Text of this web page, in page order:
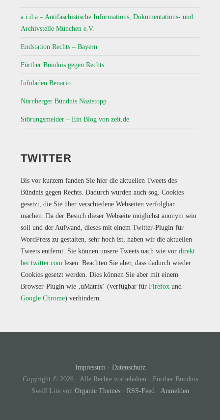
a.i.d.a – Antifaschistische Informations, Dokumentations- und
Archivstelle München e.V.
Endstation Rechts – Bayern
Fürther Bündnis gegen Rechts
Infoladen Benario
Nürnberger Bündnis Nazistopp
Störungsmelder – Ein Blog von zeit.de
TWITTER
Bis vor kurzem fanden Sie hier die aktuellen Tweets des
Bündnis gegen Rechts. Dadurch wurden auch sog. Cookies
gesetzt, die Sie über verschiedene Webseiten verfolgbar
machen. Da der Besuch dieser Webseite möglichst anonym sein
soll und der Aufwand, dieses mit einem Twitter-Plugin für
WordPress zu gestalten, sehr hoch ist, haben wir die aktuellen
Tweets entfernt. Sie können unsere Tweets nach wie vor direkt
bei twitter.com lesen. Beachten Sie aber, dass dadurch wieder
Cookies gesetzt werden. Dies können Sie aber mit einem
Browser-Plugin wie ‚uMatrix‘ (verfügbar für Firefoxund
Google Chrome) verhindern.
Impressum · Datenschutz
Copyright © 2026 · Alle Rechte vorbehalten · Fürther Bündnis
Swell Lite von Organic Themes· RSS-Feed · Anmelden